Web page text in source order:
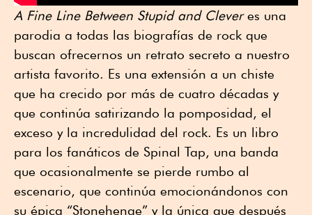
A Fine Line Between Stupid and Cleveres una
parodia a todas las biografías de rock que
buscan ofrecernos un retrato secreto a nuestro
artista favorito. Es una extensión a un chiste
que ha crecido por más de cuatro décadas y
que continúa satirizando la pomposidad, el
exceso y la incredulidad del rock. Es un libro
para los fanáticos de Spinal Tap, una banda
que ocasionalmente se pierde rumbo al
escenario, que continúa emocionándonos con
su épica “Stonehenge” y la única que después